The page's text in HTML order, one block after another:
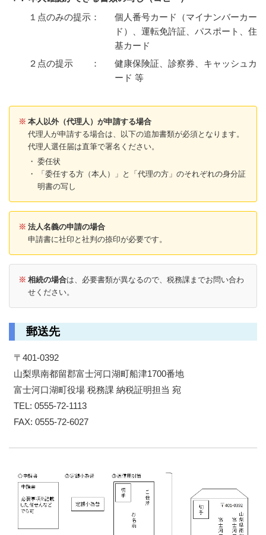
１点のみの提示：
個人番号カード（マイナンバーカー
ド）、運転免許証、パスポート、住
基カード
２点の提示 ：
健康保険証、診察券、キャッシュカ
ード 等
※ 本人以外（代理人）が申請する場合
代理人が申請する場合は、以下の追加書類が必須となります。
代理人選任届は直筆で署名ください。
・ 委任状
・
「委任する方（本人）」と「代理の方」のそれぞれの身分証
明書の写し
※ 法人名義の申請の場合
申請書に社印と社判の捺印が必要です。
※ 相続の場合は、必要書類が異なるので、税務課までお問い合わ
せください。
郵送先
〒401-0392
山梨県南都留郡富士河口湖町船津1700番地
富士河口湖町役場 税務課 納税証明担当 宛
TEL: 0555-72-1113
FAX: 0555-72-6027